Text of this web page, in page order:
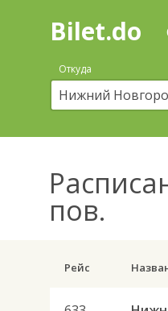
Поиск
покупка
билетов
автобус
онлайн
Bilet.do
Откуда
пов.
Рейс